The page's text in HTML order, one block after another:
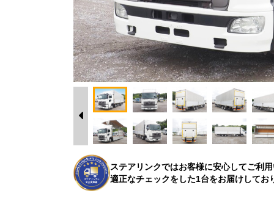
ステアリンクではお客様に安心してご利用
適正なチェックをした1台をお届けしてお